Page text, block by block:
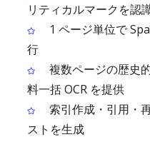
リティカルマークを認
1 ページ単位で
行
複数ページの歴史
料一括 OCR を提供
索引作成・引用・
ストを生成